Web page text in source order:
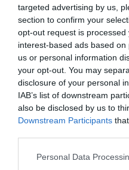
targeted advertising by us,
section to confirm your
opt-out request is
interest-based ads based
us or personal information
your opt-out. You may
disclosure of your personal
IAB’s list of downstream
also be disclosed by us to
Downstream Participants
Please note that this
Personal Data
4camping.hu
SEATOSUMMIT
SINGLE
500 g, de 180 kilóig bírja